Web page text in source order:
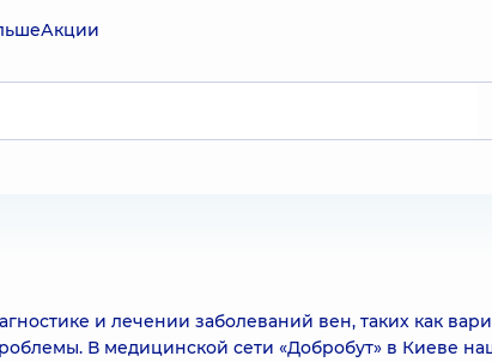
Акции
и лечении заболеваний вен, таких как
В медицинской сети «Добробут» в Киеве